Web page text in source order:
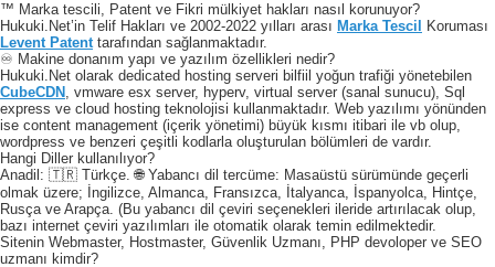
™ Marka tescili, Patent ve Fikri mülkiyet hakları nasıl korunuyor?
Hukuki.Net’in Telif Hakları ve 2002-2022 yılları arası Marka Tescil
Koruması
Levent Patenttarafından sağlanmaktadır.
♾️ Makine donanım yapı ve yazılım özellikleri nedir?
Hukuki.Net olarak dedicated hosting serveri bilfiil yoğun trafiği yönetebilen
CubeCDN , vmware esx server, hyperv, virtual server (sanal sunucu), Sql
express ve cloud hosting teknolojisi kullanmaktadır. Web yazılımı yönünden
ise content management (içerik yönetimi) büyük kısmı itibari ile vb olup,
wordpress ve benzeri çeşitli kodlarla oluşturulan bölümleri de vardır.
Hangi Diller kullanılıyor?
Anadil: 🇹🇷 Türkçe. 🌐 Yabancı dil tercüme: Masaüstü sürümünde geçerli
olmak üzere; İngilizce, Almanca, Fransızca, İtalyanca, İspanyolca, Hintçe,
Rusça ve Arapça. (Bu yabancı dil çeviri seçenekleri ileride artırılacak olup,
bazı internet çeviri yazılımları ile otomatik olarak temin edilmektedir.
Sitenin Webmaster, Hostmaster, Güvenlik Uzmanı, PHP devoloper ve SEO
uzmanı kimdir?